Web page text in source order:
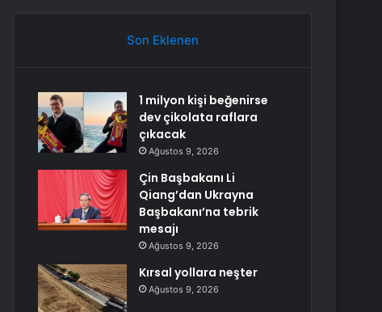
Son Eklenen
1 milyon kişi beğenirse
dev çikolata raflara
çıkacak
Ağustos 9, 2026
Çin Başbakanı Li
Qiang’dan Ukrayna
Başbakanı’na tebrik
mesajı
Ağustos 9, 2026
Kırsal yollara neşter
Ağustos 9, 2026